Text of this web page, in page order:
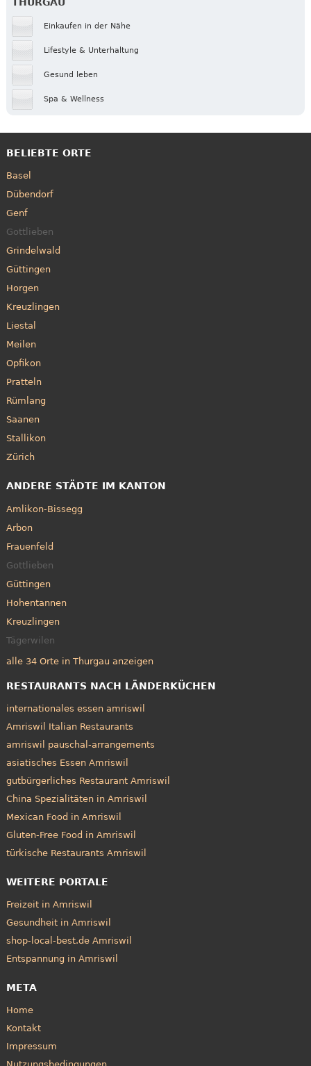
Einkaufen in der Nähe
Lifestyle & Unterhaltung
Gesund leben
Spa & Wellness
BELIEBTE ORTE
Basel
Dübendorf
Genf
Gottlieben
Grindelwald
Güttingen
Horgen
Kreuzlingen
Liestal
Meilen
Opfikon
Pratteln
Rümlang
Saanen
Stallikon
Zürich
ANDERE STÄDTE IM KANTON
Amlikon-Bissegg
Arbon
Frauenfeld
Gottlieben
Güttingen
Hohentannen
Kreuzlingen
Tägerwilen
alle 34 Orte in Thurgau anzeigen
RESTAURANTS NACH LÄNDERKÜCHEN
internationales essen amriswil
Amriswil Italian Restaurants
amriswil pauschal-arrangements
asiatisches Essen Amriswil
gutbürgerliches Restaurant Amriswil
China Spezialitäten in Amriswil
Mexican Food in Amriswil
Gluten-Free Food in Amriswil
türkische Restaurants Amriswil
WEITERE PORTALE
Freizeit in Amriswil
Gesundheit in Amriswil
shop-local-best.de Amriswil
Entspannung in Amriswil
META
Home
Kontakt
Impressum